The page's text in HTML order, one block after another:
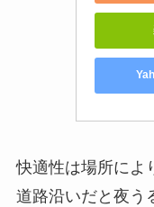
快適性は場所によ
道路沿いだと夜う